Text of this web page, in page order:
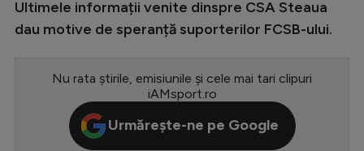
Europa League
Conference League
CM 2026
Ultimele informații venite dinspre CSA Steaua
dau motive de speranță suporterilor FCSB-ului.
Nu rata știrile, emisiunile și cele mai tari clipuri
iAMsport.ro
Urmărește-ne pe Google